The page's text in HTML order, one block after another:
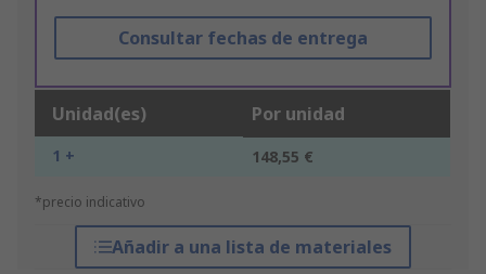
Consultar fechas de entrega
Unidad(es) Por unidad
1 + 148,55 €
*precio indicativo
Añadir a una lista de materiales